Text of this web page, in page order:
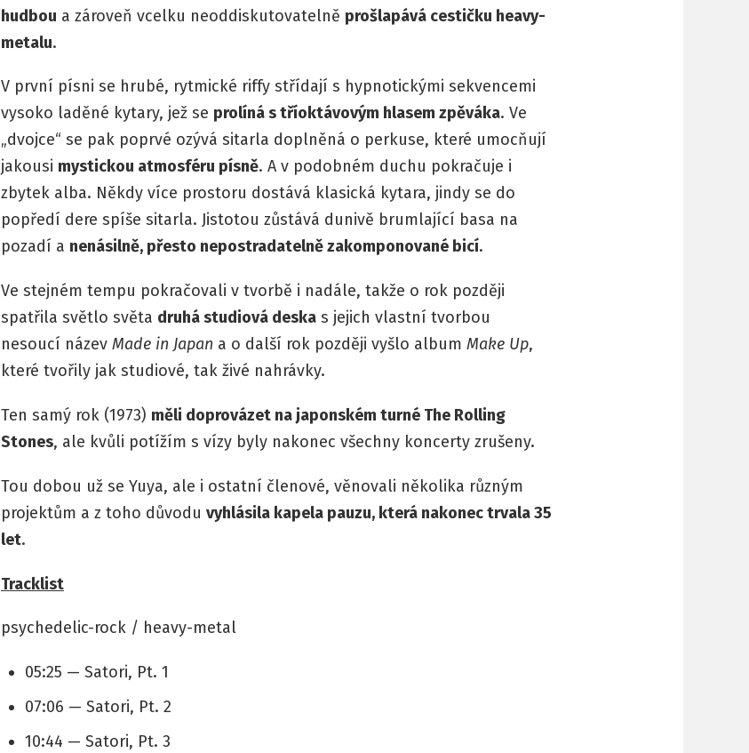
hudbou a zároveň vcelku neoddiskutovatelně prošlapává cestičku heavy-
metalu.
V první písni se hrubé, rytmické riffy střídají s hypnotickými sekvencemi
vysoko laděné kytary, jež se prolíná s tříoktávovým hlasem zpěváka. Ve
„dvojce“ se pak poprvé ozývá sitarla doplněná o perkuse, které umocňují
jakousi mystickou atmosféru písně. A v podobném duchu pokračuje i
zbytek alba. Někdy více prostoru dostává klasická kytara, jindy se do
popředí dere spíše sitarla. Jistotou zůstává dunivě brumlající basa na
pozadí a nenásilně, přesto nepostradatelně zakomponované bicí.
Ve stejném tempu pokračovali v tvorbě i nadále, takže o rok později
spatřila světlo světa druhá studiová deska s jejich vlastní tvorbou
nesoucí název Made in Japan a o další rok později vyšlo album Make Up,
které tvořily jak studiové, tak živé nahrávky.
Ten samý rok (1973) měli doprovázet na japonském turné The Rolling
Stones, ale kvůli potížím s vízy byly nakonec všechny koncerty zrušeny.
Tou dobou už se Yuya, ale i ostatní členové, věnovali několika různým
projektům a z toho důvodu vyhlásila kapela pauzu, která nakonec trvala 35
let.
Tracklist
psychedelic-rock / heavy-metal
05:25 — Satori, Pt. 1
07:06 — Satori, Pt. 2
10:44 — Satori, Pt. 3